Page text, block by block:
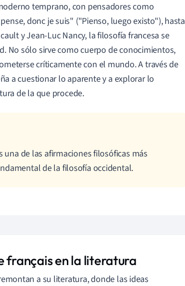
temprano, con pensadores como
donc je suis" ("Pienso, luego existo"), hasta
y Jean-Luc Nancy, la filosofía francesa se
No sólo sirve como cuerpo de conocimientos,
críticamente con el mundo. A través de
a cuestionar lo aparente y a explorar lo
de la que procede.
una de las afirmaciones filosóficas más
de la filosofía occidental.
français en la literatura
a su literatura, donde las ideas